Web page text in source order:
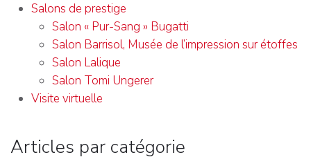
Salons de prestige
Salon « Pur-Sang » Bugatti
Salon Barrisol, Musée de l’impression sur étoffes
Salon Lalique
Salon Tomi Ungerer
Visite virtuelle
Articles par catégorie